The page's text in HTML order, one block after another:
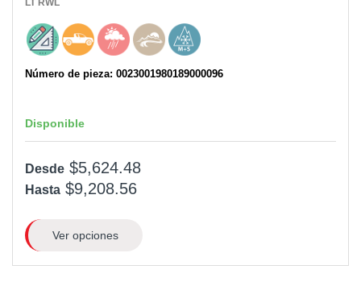
Número de pieza: 0023001980189000096
Disponible
Desde $5,624.48
Hasta $9,208.56
Ver opciones